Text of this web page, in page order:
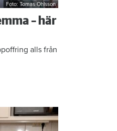
Foto: Tomas Ohlsson
– här
alls från